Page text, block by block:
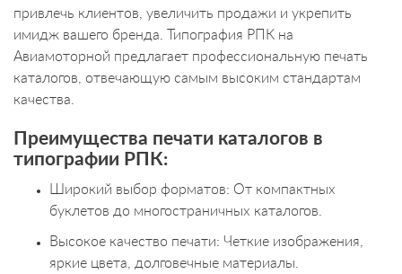
привлечь клиентов, увеличить продажи и укрепить
имидж вашего бренда. Типография РПК на
Авиамоторной предлагает профессиональную печать
каталогов, отвечающую самым высоким стандартам
качества.
Преимущества печати каталогов в
типографии РПК:
Широкий выбор форматов: От компактных
буклетов до многостраничных каталогов.
Высокое качество печати: Четкие изображения,
яркие цвета, долговечные материалы.